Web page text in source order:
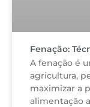
Fenação:
A fenação é
agricultura,
maximizar a
alimentação